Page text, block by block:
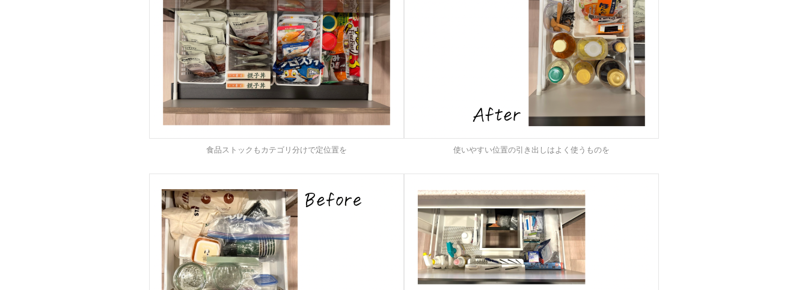
食品ストックもカテゴリ分けで定位置を 使いやすい位置の引き出しはよく使うものを